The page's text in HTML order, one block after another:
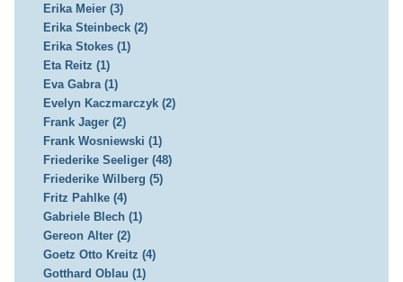
Erika Meier (3)
Erika Steinbeck (2)
Erika Stokes (1)
Eta Reitz (1)
Eva Gabra (1)
Evelyn Kaczmarczyk (2)
Frank Jager (2)
Frank Wosniewski (1)
Friederike Seeliger (48)
Friederike Wilberg (5)
Fritz Pahlke (4)
Gabriele Blech (1)
Gereon Alter (2)
Goetz Otto Kreitz (4)
Gotthard Oblau (1)